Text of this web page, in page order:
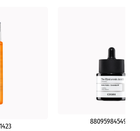
8809598454989